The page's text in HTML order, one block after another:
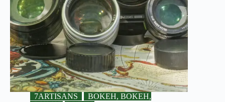
7ARTISANS
BOKEH, BOKEH,